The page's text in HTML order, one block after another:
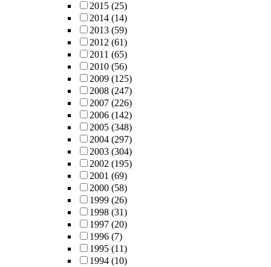
2015 (25)
2014 (14)
2013 (59)
2012 (61)
2011 (65)
2010 (56)
2009 (125)
2008 (247)
2007 (226)
2006 (142)
2005 (348)
2004 (297)
2003 (304)
2002 (195)
2001 (69)
2000 (58)
1999 (26)
1998 (31)
1997 (20)
1996 (7)
1995 (11)
1994 (10)